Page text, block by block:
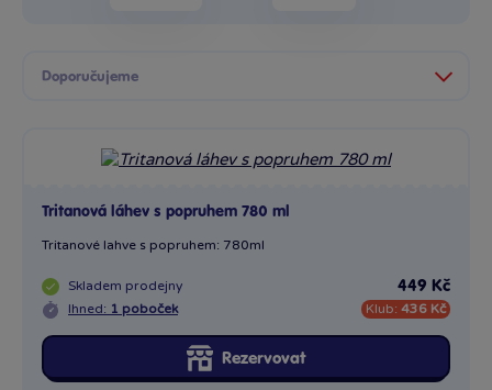
Tritanová láhev s popruhem 780 ml
Tritanové lahve s popruhem: 780ml
Skladem prodejny
Ihned: 1 poboček
449 Kč
Klub: 436 Kč
Rezervovat